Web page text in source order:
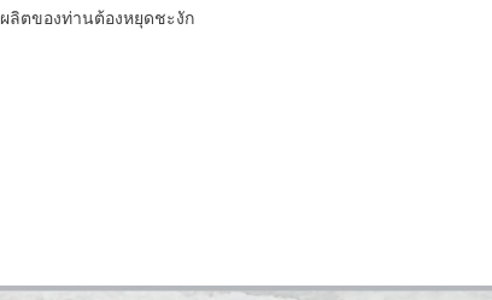
ผลิตของท่านต้องหยุดชะงัก